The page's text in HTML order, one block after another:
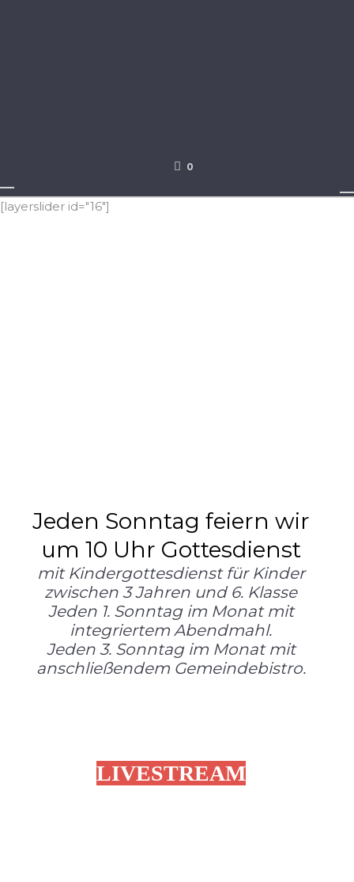
0
[layerslider id="16"]
Jeden Sonntag feiern wir
um 10 Uhr Gottesdienst
mit Kindergottesdienst für Kinder
zwischen 3 Jahren und 6. Klasse
Jeden 1. Sonntag im Monat mit
integriertem Abendmahl.
Jeden 3. Sonntag im Monat mit
anschließendem Gemeindebistro.
LIVESTREAM